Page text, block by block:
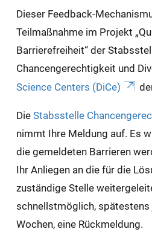
Dieser Feedback-
Teilmaßnahme im Projekt
Barrierefreiheit“ der
Chancengerechtigkeit und
Science Centers (DiCe)
Die Stabsstelle
nimmt Ihre Meldung auf. Es
die gemeldeten Barrieren
Ihr Anliegen an die für die
zuständige Stelle
schnellstmöglich, spätestens
Wochen, eine Rückmeldung.